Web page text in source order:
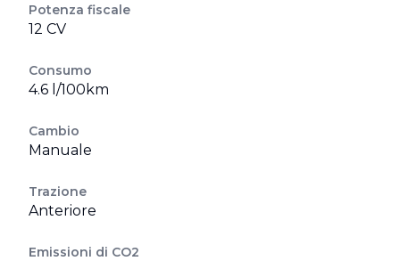
Potenza fiscale
12 CV
Consumo
4.6 l/100km
Cambio
Manuale
Trazione
Anteriore
Emissioni di CO2